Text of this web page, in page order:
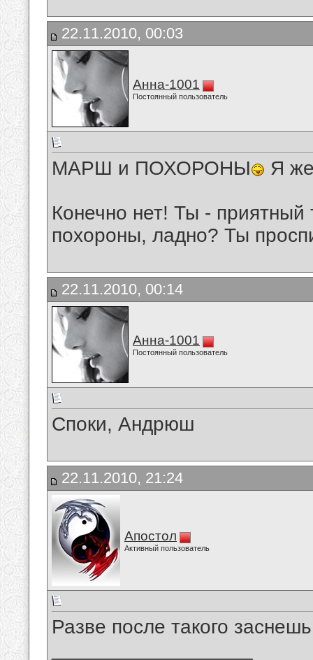
22.11.2010, 00:03
Анна-1001
Постоянный пользователь
МАРШ и ПОХОРОНЫ Я
Конечно нет! Ты - приятный
похороны, ладно? Ты
22.11.2010, 00:14
Анна-1001
Постоянный пользователь
Споки, Андрюш
22.11.2010, 21:24
Апостол
Активный пользователь
Разве после такого